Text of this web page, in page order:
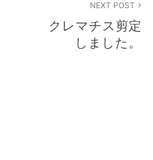
NEXT POST
クレマチス剪定
しました。